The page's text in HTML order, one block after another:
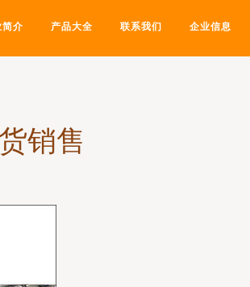
简介 产品大全 联系我们 企业信息
销售